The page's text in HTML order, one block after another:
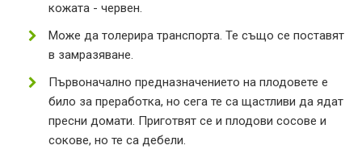
кожата - червен.
Може да толерира транспорта. Те също се поставят
в замразяване.
Първоначално предназначението на плодовете е
било за преработка, но сега те са щастливи да ядат
пресни домати. Приготвят се и плодови сосове и
сокове, но те са дебели.